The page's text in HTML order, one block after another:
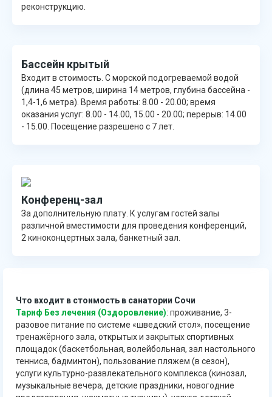
реконструкцию.
Бассейн крытый
Входит в стоимость. С морской подогреваемой водой
(длина 45 метров, ширина 14 метров, глубина бассейна -
1,4-1,6 метра). Время работы: 8.00 - 20.00; время
оказания услуг: 8.00 - 14.00, 15.00 - 20.00; перерыв: 14.00
- 15.00. Посещение разрешено с 7 лет.
Конференц-зал
За дополнительную плату. К услугам гостей залы
различной вместимости для проведения конференций,
2 киноконцертных зала, банкетный зал.
Что входит в стоимость в санатории Сочи
Тариф Без лечения (Оздоровление): проживание, 3-
разовое питание по системе «шведский стол», посещение
тренажёрного зала, открытых и закрытых спортивных
площадок (баскетбольная, волейбольная, зал настольного
тенниса, бадминтон), пользование пляжем (в сезон),
услуги культурно-развлекательного комплекса (кинозал,
музыкальные вечера, детские праздники, новогодние